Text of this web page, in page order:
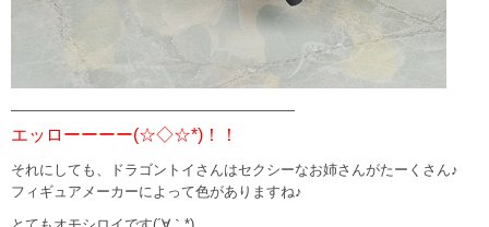
————————————————————
エッローーーー(☆◇☆*)！！
それにしても、ドラゴントイさんはセクシーなお姉さんがたーくさん♪
フィギュアメーカーによって色がありますね♪